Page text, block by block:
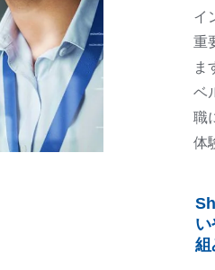
イ
重
ま
ベ
職
体
組